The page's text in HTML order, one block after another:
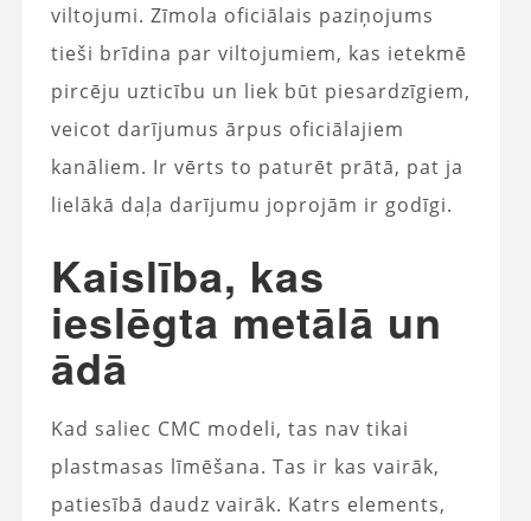
viltojumi. Zīmola oficiālais paziņojums
tieši brīdina par viltojumiem, kas ietekmē
pircēju uzticību un liek būt piesardzīgiem,
veicot darījumus ārpus oficiālajiem
kanāliem. Ir vērts to paturēt prātā, pat ja
lielākā daļa darījumu joprojām ir godīgi.
Kaislība, kas
ieslēgta metālā un
ādā
Kad saliec CMC modeli, tas nav tikai
plastmasas līmēšana. Tas ir kas vairāk,
patiesībā daudz vairāk. Katrs elements,